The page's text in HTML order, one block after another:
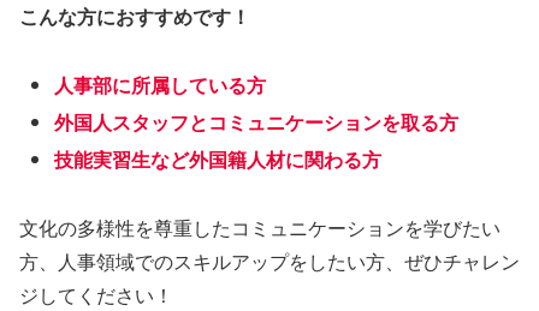
こんな方におすすめです！
人事部に所属している方
外国人スタッフとコミュニケーションを取る方
技能実習生など外国籍人材に関わる方
文化の多様性を尊重したコミュニケーションを学びたい
方、人事領域でのスキルアップをしたい方、ぜひチャレン
ジしてください！